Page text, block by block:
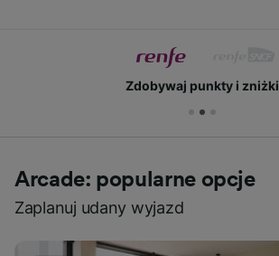
Zdobywaj punkty i zniżki
Arcade: popularne opcje
Zaplanuj udany wyjazd